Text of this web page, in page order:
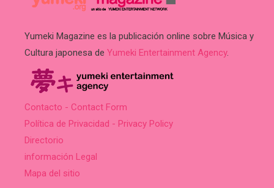
Yumeki Magazine es la publicación online sobre Música y
Cultura japonesa de Yumeki Entertainment Agency.
Contacto - Contact Form
Política de Privacidad - Privacy Policy
Directorio
información Legal
Mapa del sitio